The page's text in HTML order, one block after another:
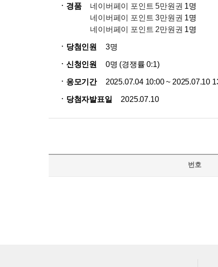
ㆍ경품 네이버페이 포인트 5만원권 1명
네이버페이 포인트 3만원권 1명
네이버페이 포인트 2만원권 1명
ㆍ당첨인원 3명
ㆍ신청인원 0명 (경쟁률 0:1)
ㆍ응모기간 2025.07.04 10:00 ~ 2025.07.10
ㆍ당첨자발표일 2025.07.10
번호